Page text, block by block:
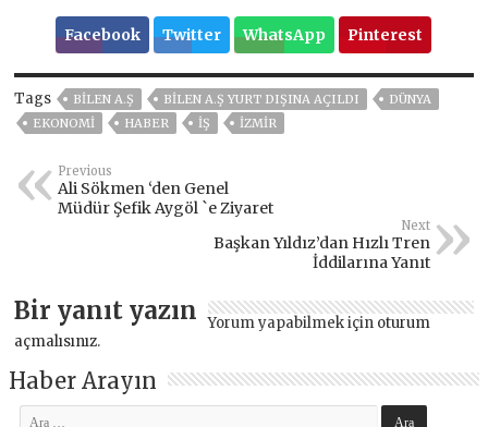
Facebook Twitter WhatsApp Pinterest
Tags BİLEN A.Ş BİLEN A.Ş YURT DIŞINA AÇILDI
DÜNYA
EKONOMİ
HABER İŞ İZMIR
Previous
Ali Sökmen ‘den Genel
Müdür Şefik Aygöl `e Ziyaret
Next
Başkan Yıldız’dan Hızlı Tren
İddilarına Yanıt
Bir yanıt yazın Yorum yapabilmek için oturum
açmalısınız.
Haber Arayın